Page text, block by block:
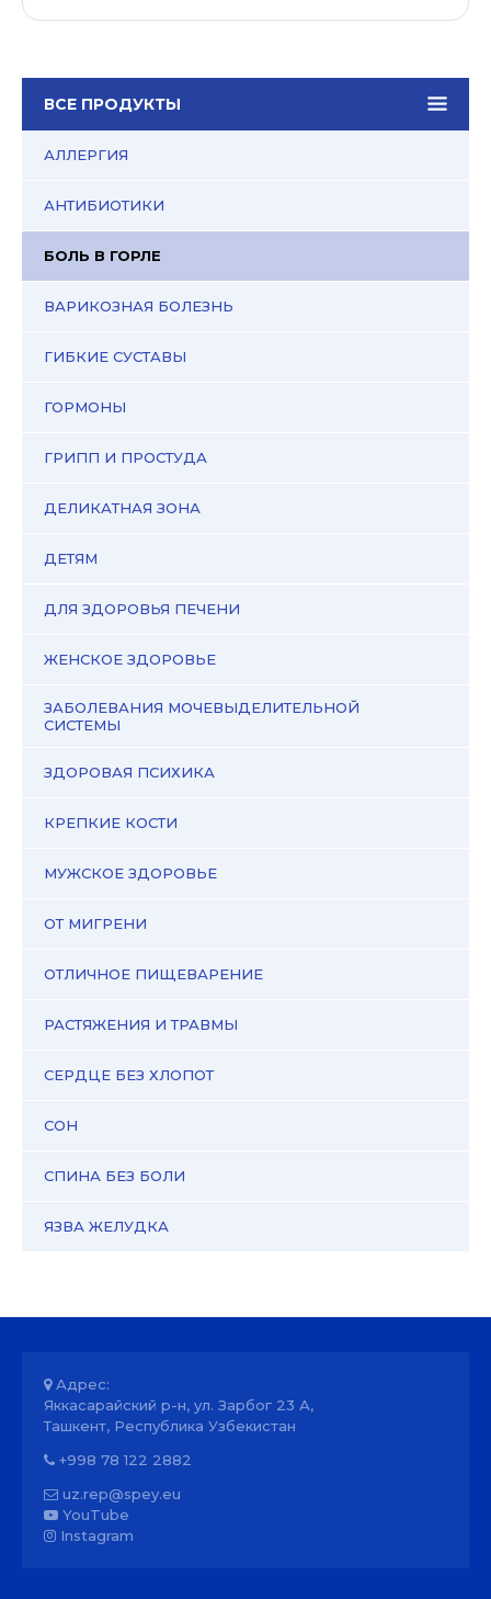
ВСЕ ПРОДУКТЫ
АЛЛЕРГИЯ
АНТИБИОТИКИ
БОЛЬ В ГОРЛЕ
ВАРИКОЗНАЯ БОЛЕЗНЬ
ГИБКИЕ СУСТАВЫ
ГОРМОНЫ
ГРИПП И ПРОСТУДА
ДЕЛИКАТНАЯ ЗОНА
ДЕТЯМ
ДЛЯ ЗДОРОВЬЯ ПЕЧЕНИ
ЖЕНСКОЕ ЗДОРОВЬЕ
ЗАБОЛЕВАНИЯ МОЧЕВЫДЕЛИТЕЛЬНОЙ
СИСТЕМЫ
ЗДОРОВАЯ ПСИХИКА
КРЕПКИЕ КОСТИ
МУЖСКОЕ ЗДОРОВЬЕ
ОТ МИГРЕНИ
ОТЛИЧНОЕ ПИЩЕВАРЕНИЕ
РАСТЯЖЕНИЯ И ТРАВМЫ
СЕРДЦЕ БЕЗ ХЛОПОТ
СОН
СПИНА БЕЗ БОЛИ
ЯЗВА ЖЕЛУДКА
Адрес:
Яккасарайский р-н, ул. Зарбог 23 А,
Ташкент, Республика Узбекистан
+998 78 122 2882
uz.rep@spey.eu
YouTube
Instagram